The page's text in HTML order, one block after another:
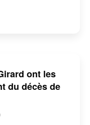
ont les
du décès de